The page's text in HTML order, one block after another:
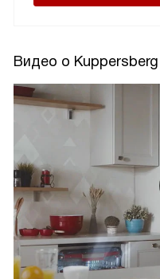
Видео о Kuppersberg